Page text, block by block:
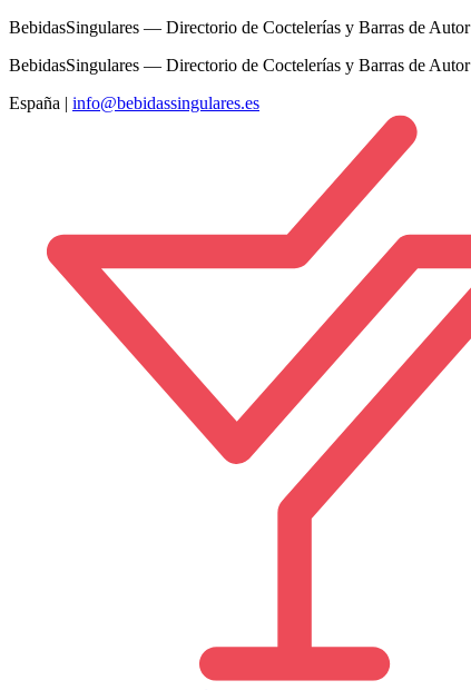
BebidasSingulares — Directorio de Coctelerías y Barras de Autor
BebidasSingulares — Directorio de Coctelerías y Barras de Autor
España | info@bebidassingulares.es